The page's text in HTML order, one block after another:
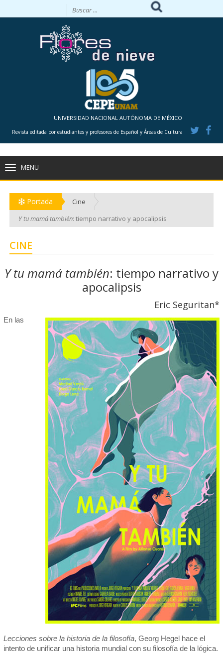
UNIVERSIDAD NACIONAL AUTÓNOMA DE MÉXICO
Revista editada por estudiantes y profesores de Español y Áreas de Cultura
MENU
Portada
Cine
Y tu mamá también: tiempo narrativo y apocalipsis
CINE
Y tu mamá también: tiempo narrativo y
apocalipsis
Eric Seguritan*
En las
Lecciones sobre la historia de la filosofía, Georg Hegel hace el
intento de unificar una historia mundial con su filosofía de la lógica.